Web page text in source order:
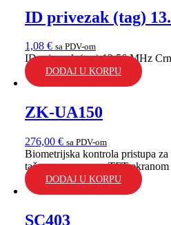
ID privezak (tag)
1,08 € sa PDV-om
ID privezak (tag) 13.56 MHz
DODAJ U KORPU
ZK-UA150
276,00 € sa PDV-om
Biometrijska kontrola pristupa
tačnog vremena sa TFT
DODAJ U KORPU
SC403